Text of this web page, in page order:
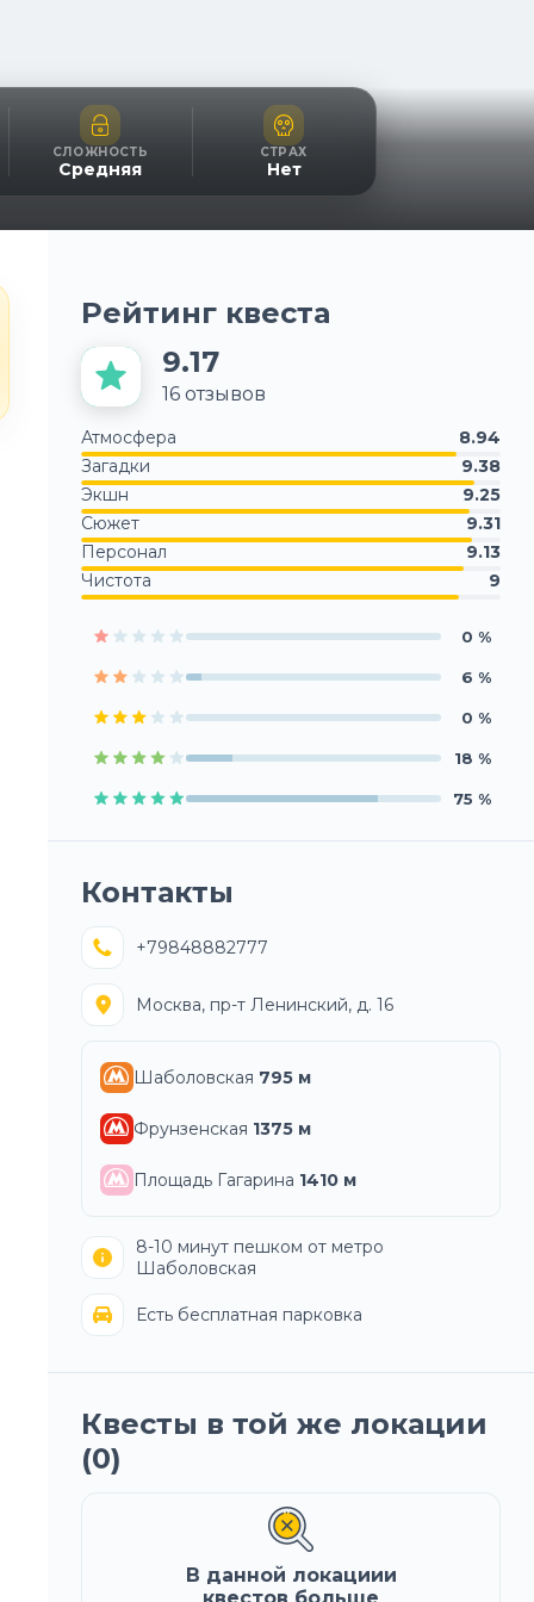
СЛОЖНОСТЬ
Средняя
СТРАХ
Нет
Рейтинг квеста
9.17
16 отзывов
Атмосфера
8.94
Загадки
9.38
Экшн
9.25
Сюжет
9.31
Персонал
9.13
Чистота
9
0 %
6 %
0 %
18 %
75 %
Контакты
+79848882777
Москва, пр-т Ленинский, д. 16
Шаболовская 795 м
Фрунзенская 1375 м
Площадь Гагарина 1410 м
8-10 минут пешком от метро
Шаболовская
Есть бесплатная парковка
Квесты в той же локации
(0)
В данной локациии
квестов больше